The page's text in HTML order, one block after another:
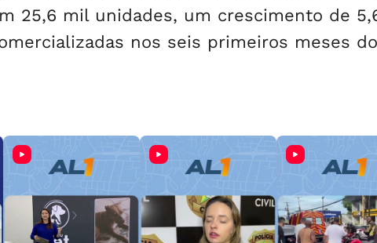
25,6 mil unidades, um crescimento de
nos seis primeiros meses